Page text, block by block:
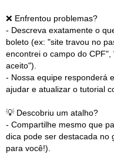
❌ Enfrentou problemas?
- Descreva exatamente o
boleto (ex: "site travou no
encontrei o campo do
aceito").
- Nossa equipe responderá
ajudar e atualizar o tutorial
💡 Descobriu um atalho?
- Compartilhe mesmo que
dica pode ser destacada no
para você!).